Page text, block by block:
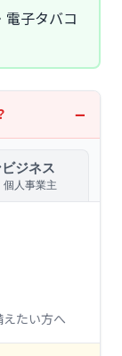
子タバコ
ジネス
個人事業主
たい方へ